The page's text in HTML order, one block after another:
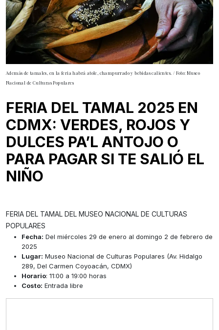
Además de tamales, en la feria habrá atole, champurrado y bebidas calientes. / Foto: Museo
Nacional de Culturas Populares
FERIA DEL TAMAL 2025 EN
CDMX: VERDES, ROJOS Y
DULCES PA’L ANTOJO O
PARA PAGAR SI TE SALIÓ EL
NIÑO
FERIA DEL TAMAL DEL MUSEO NACIONAL DE CULTURAS
POPULARES
Fecha: Del miércoles 29 de enero al domingo 2 de febrero de
2025
Lugar: Museo Nacional de Culturas Populares (Av. Hidalgo
289, Del Carmen Coyoacán, CDMX)
Horario: 11:00 a 19:00 horas
Costo: Entrada libre